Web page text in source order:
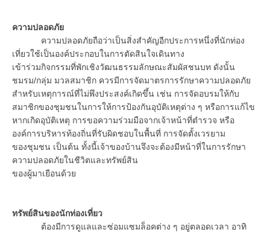
ความปลอดภัย
ความปลอดภัยถือว่าเป็นสิ่งสำคัญอีกประการหนึ่งที่นักท่อง
เที่ยวใช้เป็นองค์ประกอบในการตัดสินใจเดินทาง
เข้าร่วมกิจกรรมที่พักเชิงวัฒนธรรมลักษณะสัมผัสชนบท ดังนั้น
ชมรม/กลุ่ม มวลสมาชิก ควรมีการจัดมาตรการรักษาความปลอดภัย
สำหรับเหตุการณ์ที่ไม่พึงประสงค์เกิดขึ้น เช่น การจัดอบรมให้กับ
สมาชิกของชุมชนในการให้การป้องกันอุบัติเหตุต่าง ๆ หรือการแก้ไข
หากเกิดอุบัติเหตุ การขอความร่วมมือจากเจ้าหน้าที่ตำรวจ หรือ
องค์การบริหารท้องถิ่นที่รับผิดชอบในพื้นที่ การจัดตั้งเวรยาม
ของชุมชน เป็นต้น ทั้งนี้เจ้าของบ้านจึงจะต้องมีหน้าที่ในการรักษา
ความปลอดภัยในชีวิตและทรัพย์สิน
ของผู้มาเยือนด้วย
ทรัพย์สินของนักท่องเที่ยว
ต้องมีการดูแลและซ่อมแซมล็อคต่าง ๆ อยู่ตลอดเวลา อาทิ